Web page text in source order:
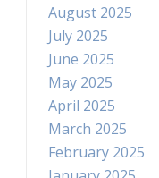
August 2025
July 2025
June 2025
May 2025
April 2025
March 2025
February 2025